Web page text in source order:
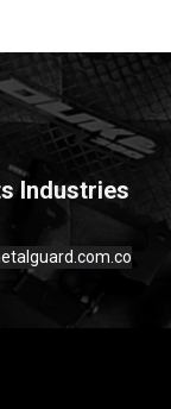
Industries